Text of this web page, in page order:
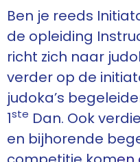
Ben je reeds
de opleiding
richt zich naar
verder op de
judoka’s
1ste Dan. Ook
en bijhorende